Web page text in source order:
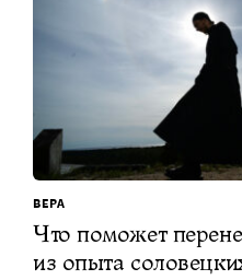
ВЕРА
Что поможет
из опыта